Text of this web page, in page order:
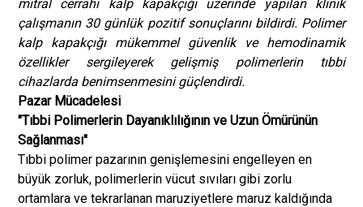
mitral cerrahi kalp kapakçığı üzerinde yapılan klinik
çalışmanın 30 günlük pozitif sonuçlarını bildirdi. Polimer
kalp kapakçığı mükemmel güvenlik ve hemodinamik
özellikler sergileyerek gelişmiş polimerlerin tıbbi
cihazlarda benimsenmesini güçlendirdi.
Pazar Mücadelesi
"Tıbbi Polimerlerin Dayanıklılığının ve Uzun Ömürünün
Sağlanması"
Tıbbi polimer pazarının genişlemesini engelleyen en
büyük zorluk, polimerlerin vücut sıvıları gibi zorlu
ortamlara ve tekrarlanan maruziyetlere maruz kaldığında